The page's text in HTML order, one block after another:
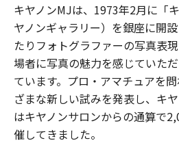
キヤノンMJは、1973年2月に「
ヤノンギャラリー）を銀座に開
たりフォトグラファーの写真表
場者に写真の魅力を感じていた
ています。プロ・アマチュアを
ざまな新しい試みを発表し、キ
はキヤノンサロンからの通算で
催してきました。